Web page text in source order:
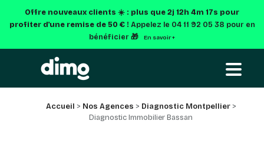
Offre nouveaux clients ☀️ : plus que 2j 12h 4m 16s pour
profiter d'une remise de 50 € ! Appelez le 04 11 92 05 38 pour en
bénéficier 🎁
En savoir +
Accueil > Nos Agences > Diagnostic Montpellier>
Diagnostic Immobilier Bassan